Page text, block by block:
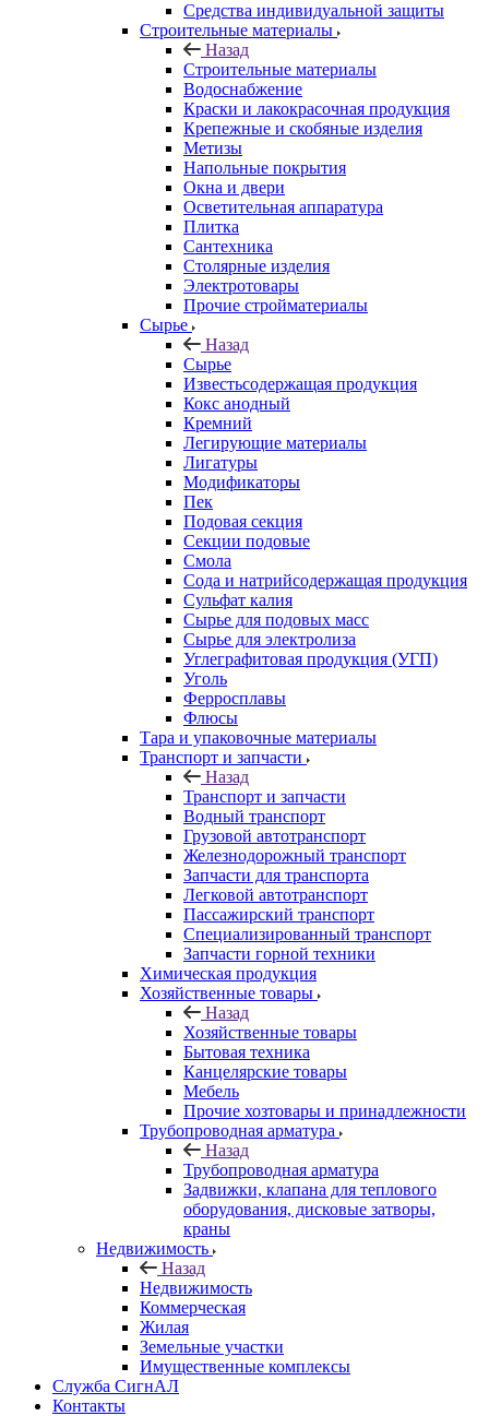
Средства индивидуальной защиты
Строительные материалы
Назад
Строительные материалы
Водоснабжение
Краски и лакокрасочная продукция
Крепежные и скобяные изделия
Метизы
Напольные покрытия
Окна и двери
Осветительная аппаратура
Плитка
Сантехника
Столярные изделия
Электротовары
Прочие стройматериалы
Сырье
Назад
Сырье
Известьсодержащая продукция
Кокс анодный
Кремний
Легирующие материалы
Лигатуры
Модификаторы
Пек
Подовая секция
Секции подовые
Смола
Сода и натрийсодержащая продукция
Сульфат калия
Сырье для подовых масс
Сырье для электролиза
Углеграфитовая продукция (УГП)
Уголь
Ферросплавы
Флюсы
Тара и упаковочные материалы
Транспорт и запчасти
Назад
Транспорт и запчасти
Водный транспорт
Грузовой автотранспорт
Железнодорожный транспорт
Запчасти для транспорта
Легковой автотранспорт
Пассажирский транспорт
Специализированный транспорт
Запчасти горной техники
Химическая продукция
Хозяйственные товары
Назад
Хозяйственные товары
Бытовая техника
Канцелярские товары
Мебель
Прочие хозтовары и принадлежности
Трубопроводная арматура
Назад
Трубопроводная арматура
Задвижки, клапана для теплового
оборудования, дисковые затворы,
краны
Недвижимость
Назад
Недвижимость
Коммерческая
Жилая
Земельные участки
Имущественные комплексы
Служба СигнАЛ
Контакты